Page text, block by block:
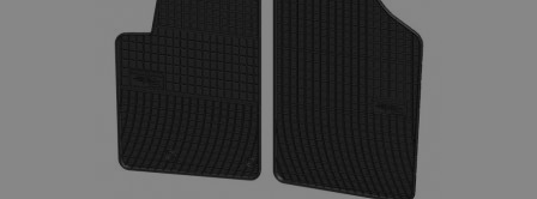
hinzufügen